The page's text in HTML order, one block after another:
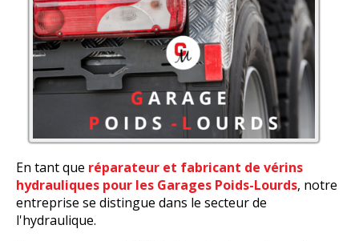
En tant que réparateur et fabricant de vérins
hydrauliques pour les Garages Poids-Lourds, notre
entreprise se distingue dans le secteur de
l'hydraulique.